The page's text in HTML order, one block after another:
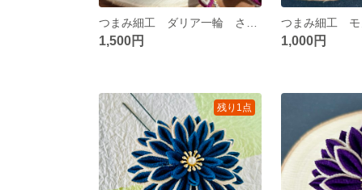
1,500円 1,000円
残り1点